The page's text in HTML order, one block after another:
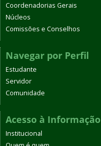
Coordenadorias Gerais
Núcleos
Comissões e Conselhos
Navegar por Perfil
Estudante
Servidor
Comunidade
Acesso à Informação
Institucional